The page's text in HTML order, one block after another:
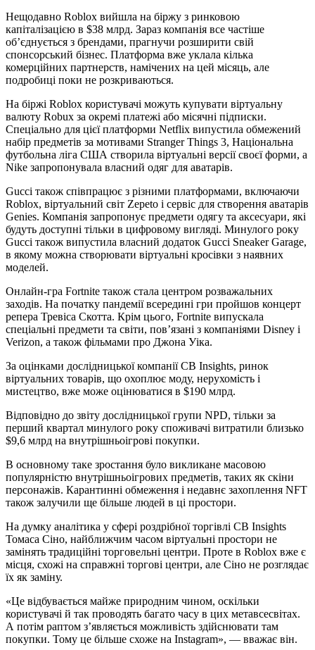
Нещодавно Roblox вийшла на біржу з ринковою
капіталізацією в $38 млрд. Зараз компанія все частіше
об’єднується з брендами, прагнучи розширити свій
спонсорський бізнес. Платформа вже уклала кілька
комерційних партнерств, намічених на цей місяць, але
подробиці поки не розкриваються.
На біржі Roblox користувачі можуть купувати віртуальну
валюту Robux за окремі платежі або місячні підписки.
Спеціально для цієї платформи Netflix випустила обмежений
набір предметів за мотивами Stranger Things 3, Національна
футбольна ліга США створила віртуальні версії своєї форми, а
Nike запропонувала власний одяг для аватарів.
Gucci також співпрацює з різними платформами, включаючи
Roblox, віртуальний світ Zepeto і сервіс для створення аватарів
Genies. Компанія запропонує предмети одягу та аксесуари, які
будуть доступні тільки в цифровому вигляді. Минулого року
Gucci також випустила власний додаток Gucci Sneaker Garage,
в якому можна створювати віртуальні кросівки з наявних
моделей.
Онлайн-гра Fortnite також стала центром розважальних
заходів. На початку пандемії всередині гри пройшов концерт
репера Тревіса Скотта. Крім цього, Fortnite випускала
спеціальні предмети та світи, пов’язані з компаніями Disney і
Verizon, а також фільмами про Джона Уіка.
За оцінками дослідницької компанії CB Insights, ринок
віртуальних товарів, що охоплює моду, нерухомість і
мистецтво, вже може оцінюватися в $190 млрд.
Відповідно до звіту дослідницької групи NPD, тільки за
перший квартал минулого року споживачі витратили близько
$9,6 млрд на внутрішньоігрові покупки.
В основному таке зростання було викликане масовою
популярністю внутрішньоігрових предметів, таких як скіни
персонажів. Карантинні обмеження і недавнє захоплення NFT
також залучили ще більше людей в ці простори.
На думку аналітика у сфері роздрібної торгівлі CB Insights
Томаса Сіно, найближчим часом віртуальні простори не
замінять традиційні торговельні центри. Проте в Roblox вже є
місця, схожі на справжні торгові центри, але Сіно не розглядає
їх як заміну.
«Це відбувається майже природним чином, оскільки
користувачі й так проводять багато часу в цих метавсесвітах.
А потім раптом з’являється можливість здійснювати там
покупки. Тому це більше схоже на Instagram», — вважає він.